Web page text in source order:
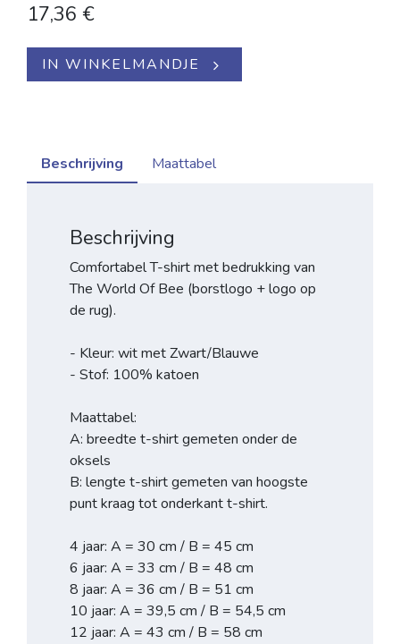
17,36 €
IN WINKELMANDJE
Beschrijving Maattabel
Beschrijving
Comfortabel T-shirt met bedrukking van
The World Of Bee (borstlogo + logo op
de rug).
- Kleur: wit met Zwart/Blauwe
- Stof: 100% katoen
Maattabel:
A: breedte t-shirt gemeten onder de
oksels
B: lengte t-shirt gemeten van hoogste
punt kraag tot onderkant t-shirt.
4 jaar: A = 30 cm / B = 45 cm
6 jaar: A = 33 cm / B = 48 cm
8 jaar: A = 36 cm / B = 51 cm
10 jaar: A = 39,5 cm / B = 54,5 cm
12 jaar: A = 43 cm / B = 58 cm